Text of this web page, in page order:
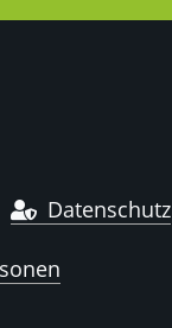
Datenschutz